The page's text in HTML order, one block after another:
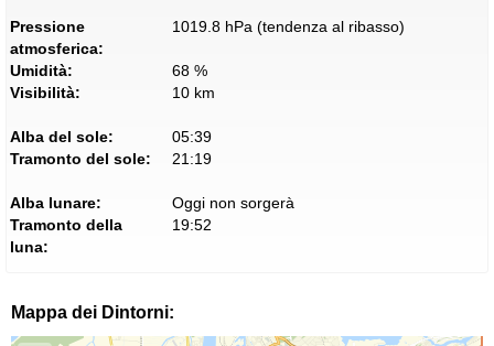
Pressione
atmosferica:
1019.8 hPa (tendenza al ribasso)
Umidità:
68 %
Visibilità:
10 km
Alba del sole:
05:39
Tramonto del sole:
21:19
Alba lunare:
Oggi non sorgerà
Tramonto della
luna:
19:52
Mappa dei Dintorni: